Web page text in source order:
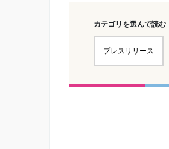
カテゴリを選んで読む
プレスリリース